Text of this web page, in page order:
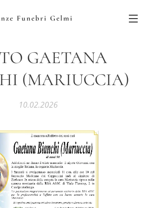
Funebri Gelmi
GAETANA
(MARIUCCIA)
10.02.2026